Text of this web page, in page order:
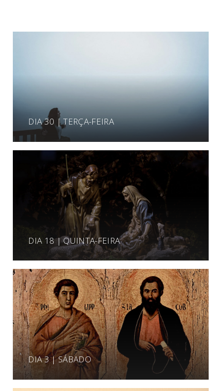
DIA 30 | TERÇA-FEIRA
DIA 18 | QUINTA-FEIRA
DIA 3 | SÁBADO